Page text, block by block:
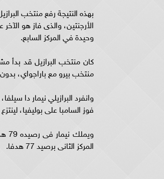
الأرجنتين، والذى فاز هو
وحيدة في المركز السابع.
منتخب بيرو مع باراجواي،
فوز السامبا على بوليفيا،
المركز الثانى برصيد 77 هدفا.